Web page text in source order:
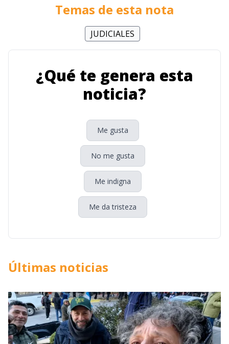
Temas de esta nota
JUDICIALES
¿Qué te genera esta
noticia?
Me gusta
No me gusta
Me indigna
Me da tristeza
Últimas noticias